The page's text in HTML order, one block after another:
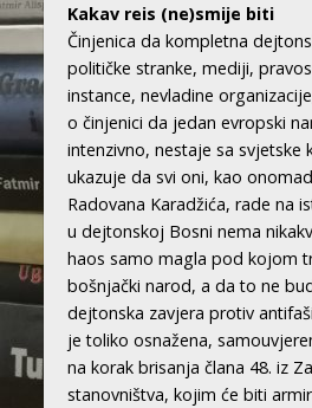
Kakav reis (ne)smije biti
Činjenica da kompletna
političke stranke, mediji,
instance, nevladine
o činjenici da jedan evropski
intenzivno, nestaje sa svjetske
ukazuje da svi oni, kao
Radovana Karadžića, rade na
u dejtonskoj Bosni nema
haos samo magla pod kojom
bošnjački narod, a da to ne
dejtonska zavjera protiv
je toliko osnažena,
na korak brisanja člana 48. iz
stanovništva, kojim će biti